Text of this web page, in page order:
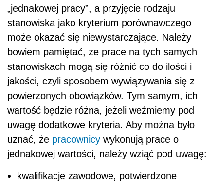
„jednakowej pracy”, a przyjęcie rodzaju
stanowiska jako kryterium porównawczego
może okazać się niewystarczające. Należy
bowiem pamiętać, że prace na tych samych
stanowiskach mogą się różnić co do ilości i
jakości, czyli sposobem wywiązywania się z
powierzonych obowiązków. Tym samym, ich
wartość będzie różna, jeżeli weźmiemy pod
uwagę dodatkowe kryteria. Aby można było
uznać, że pracownicy wykonują prace o
jednakowej wartości, należy wziąć pod uwagę:
kwalifikacje zawodowe, potwierdzone